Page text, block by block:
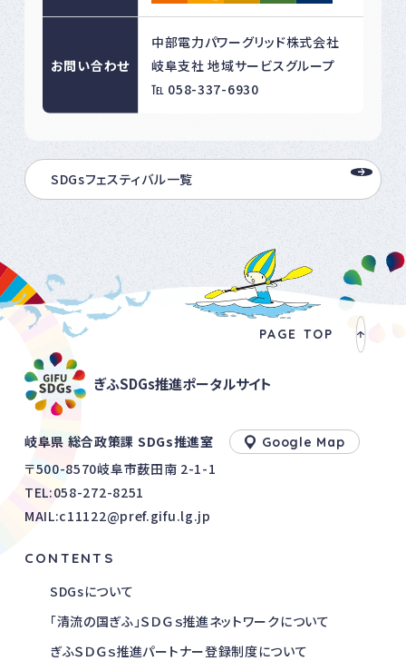
お問い合わせ
中部電力パワーグリッド株式会社
岐阜支社 地域サービスグループ
℡ 058-337-6930
SDGsフェスティバル一覧
PAGE TOP
ぎふSDGs推進ポータルサイト
岐阜県 総合政策課 SDGs推進室 Google Map
〒500-8570岐阜市薮田南 2-1-1
TEL:058-272-8251
MAIL:c11122@pref.gifu.lg.jp
CONTENTS
SDGsについて
「清流の国ぎふ」ＳＤＧｓ推進ネットワークについて
ぎふＳＤＧｓ推進パートナー登録制度について